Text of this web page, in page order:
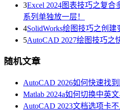
3Excel 2024图表技巧之复
系列单独放一层！
4SolidWorks绘图技巧之创建
5AutoCAD 2027绘图技巧之
随机文章
AutoCAD 2026如何快速找
Matlab 2024a如何切换中英
AutoCAD 2023文档选项卡